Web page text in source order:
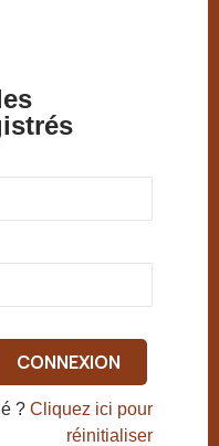
?Cliquez ici pour
réinitialiser